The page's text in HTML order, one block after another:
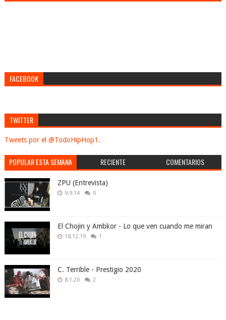
FACEBOOK
TWITTER
Tweets por el @TodoHipHop1.
POPULAR ESTA SEMANA RECIENTE COMENTARIOS
ZPU (Entrevista)
9.9.14 0
El Chojin y Ambkor - Lo que ven cuando me miran
18.12.19 1
C. Terrible - Prestigio 2020
8.1.20 2